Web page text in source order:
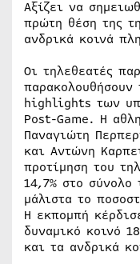
Αξίζει να
πρώτη θέση της
ανδρικά κοινά
Οι τηλεθεατές
highlights των
Post-Game. Η
Παναγιώτη
και Αντώνη
προτίμηση του
14,7% στο σύνολο
μάλιστα το
Η εκπομπή
δυναμικό κοινό
και τα ανδρικά